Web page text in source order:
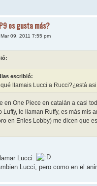
os gusta más?
09, 2011 7:55 pm
escribió:
llamais Lucci a Rucci?¿está
en One Piece en catalán a casi
Luffy, le llaman Ruffy, es más
en Enies Lobby) me dicen que
Lucci.
Lucci, pero como en el